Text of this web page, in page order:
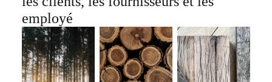
employé